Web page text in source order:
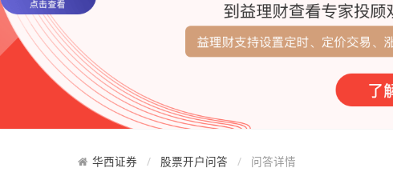
华西证券 股票开户问答 问答详情